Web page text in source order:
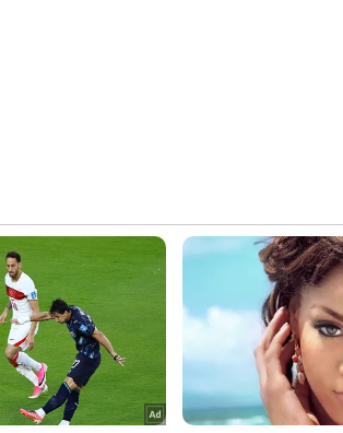
ദൂരത്തിനുള്ളില്‍ നിര്‍ത്താന്‍
വേഗമുള്ള എസ്‍യുവി എന്ന
ഏറെ മുന്നിലാണ് ഈ